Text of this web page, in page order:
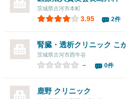
茨城県古河市本町
3.95 2件
腎臓・透析クリニック こ
茨城県古河市西牛谷
－ 0件
鹿野 クリニック